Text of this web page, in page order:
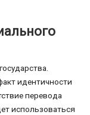
идентичности
перевода
использоваться